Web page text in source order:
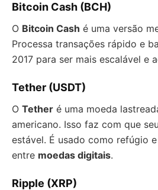
Bitcoin Cash (BCH)
O Bitcoin Cash é uma versão
Processa transações rápido e
2017 para ser mais escalável e
Tether (USDT)
O Tether é uma moeda
americano. Isso faz com que
estável. É usado como refúgio
entre moedas digitais.
Ripple (XRP)